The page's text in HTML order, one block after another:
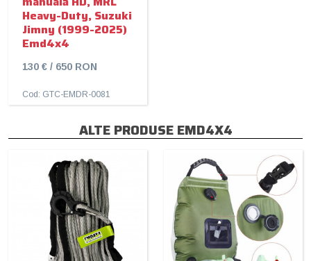
Heavy-Duty, Suzuki
Jimny (1999-2025)
Emd4x4
130 € / 650 RON
Cod: GTC-EMDR-0081
ALTE PRODUSE EMD4X4